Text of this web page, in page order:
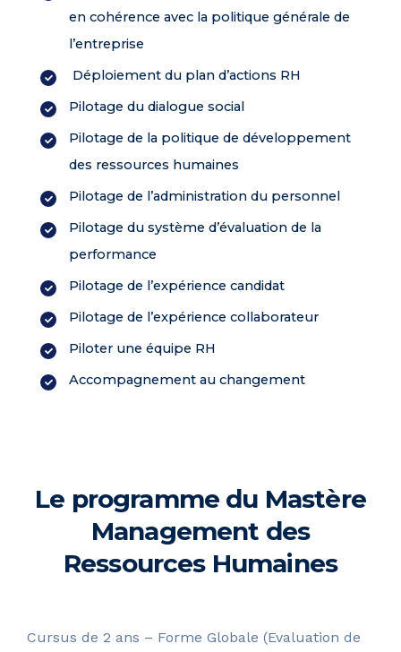
en cohérence avec la politique générale de
l’entreprise
Déploiement du plan d’actions RH
Pilotage du dialogue social
Pilotage de la politique de développement
des ressources humaines
Pilotage de l’administration du personnel
Pilotage du système d’évaluation de la
performance
Pilotage de l’expérience candidat
Pilotage de l’expérience collaborateur
Piloter une équipe RH
Accompagnement au changement
Le programme du Mastère
Management des
Ressources Humaines
Cursus de 2 ans – Forme Globale (Evaluation de